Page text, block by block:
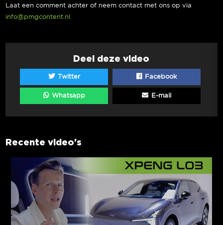
Laat een comment achter of neem contact met ons op via
info@pmgcontent.nl
Deel deze video
Twitter Facebook
Whatsapp E-mail
Recente video's